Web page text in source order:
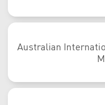
Australian